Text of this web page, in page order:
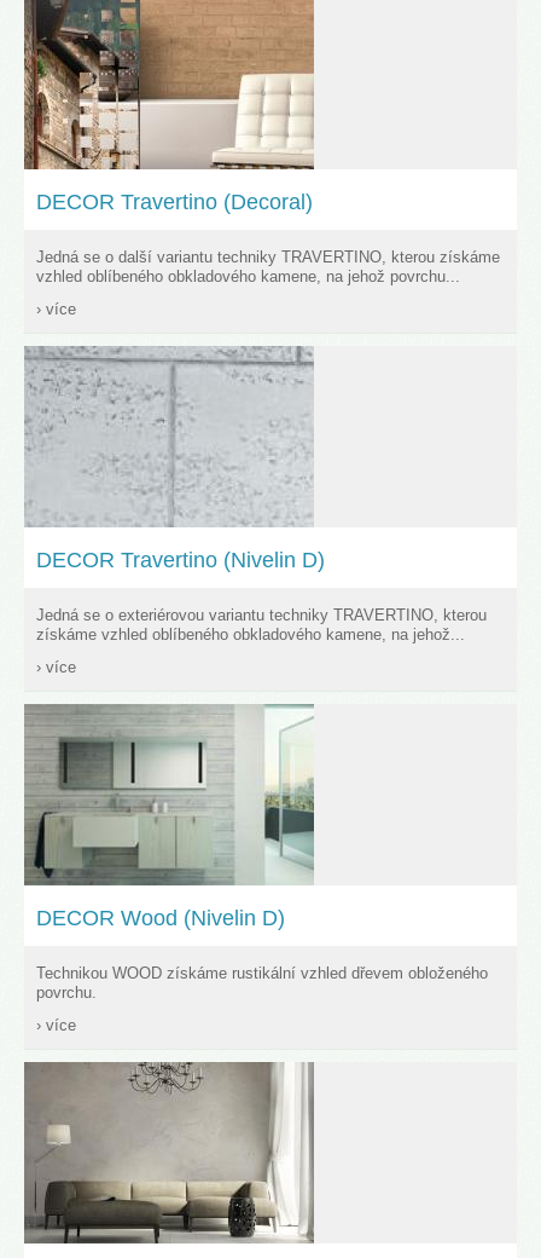
DECOR Travertino (Decoral)
Jedná se o další variantu techniky TRAVERTINO, kterou získáme
vzhled oblíbeného obkladového kamene, na jehož povrchu...
› více
DECOR Travertino (Nivelin D)
Jedná se o exteriérovou variantu techniky TRAVERTINO, kterou
získáme vzhled oblíbeného obkladového kamene, na jehož...
› více
DECOR Wood (Nivelin D)
Technikou WOOD získáme rustikální vzhled dřevem obloženého
povrchu.
› více